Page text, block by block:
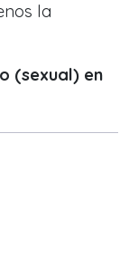
la
(sexual) en